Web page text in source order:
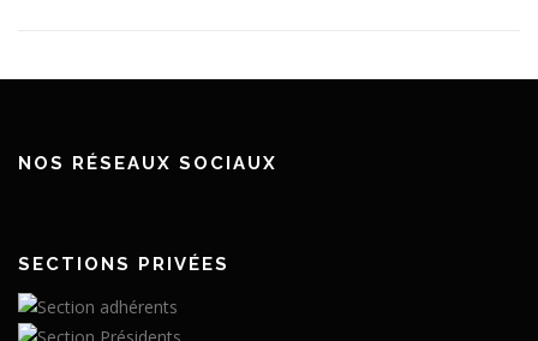
NOS RÉSEAUX SOCIAUX
SECTIONS PRIVÉES